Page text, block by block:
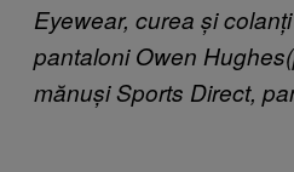
Eyewear, curea și
pantaloni Owen
mănuși Sports Direct,